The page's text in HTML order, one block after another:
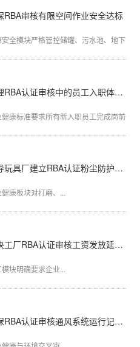
RBA审核有限空间作业安全达标
全模块严格管控储罐、污水池、地下管
深圳创思维企业处理RBA认证审核中的员工入职体检缺失
康标准要求所有新入职员工完成岗前体
深圳创思维企业辅导玩具厂建立RBA认证粉尘防护体系
康板块对打磨、...
深圳创思维企业解决工厂RBA认证审核工资发放延迟问题
块明确要求企业...
深圳创思维企业确保RBA认证审核通风系统运行记录完整